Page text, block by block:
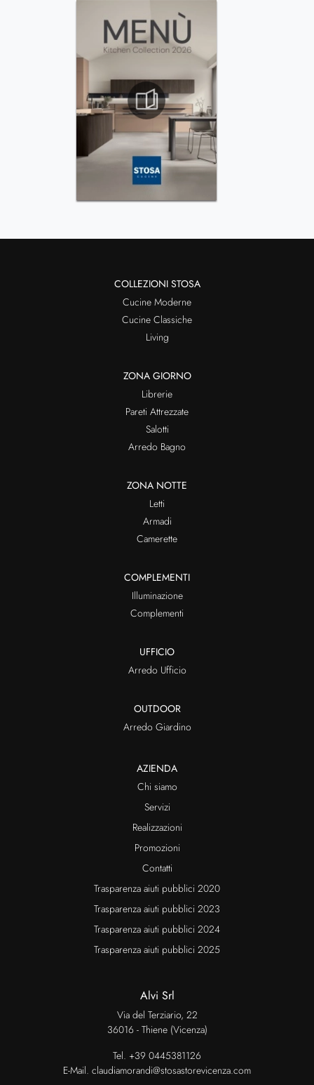
COLLEZIONI STOSA
Cucine Moderne
Cucine Classiche
Living
ZONA GIORNO
Librerie
Pareti Attrezzate
Salotti
Arredo Bagno
ZONA NOTTE
Letti
Armadi
Camerette
COMPLEMENTI
Illuminazione
Complementi
UFFICIO
Arredo Ufficio
OUTDOOR
Arredo Giardino
AZIENDA
Chi siamo
Servizi
Realizzazioni
Promozioni
Contatti
Trasparenza aiuti pubblici 2020
Trasparenza aiuti pubblici 2023
Trasparenza aiuti pubblici 2024
Trasparenza aiuti pubblici 2025
Alvi Srl
Via del Terziario, 22
36016 - Thiene (Vicenza)
Tel. +39 0445381126
E-Mail. claudiamorandi@stosastorevicenza.com